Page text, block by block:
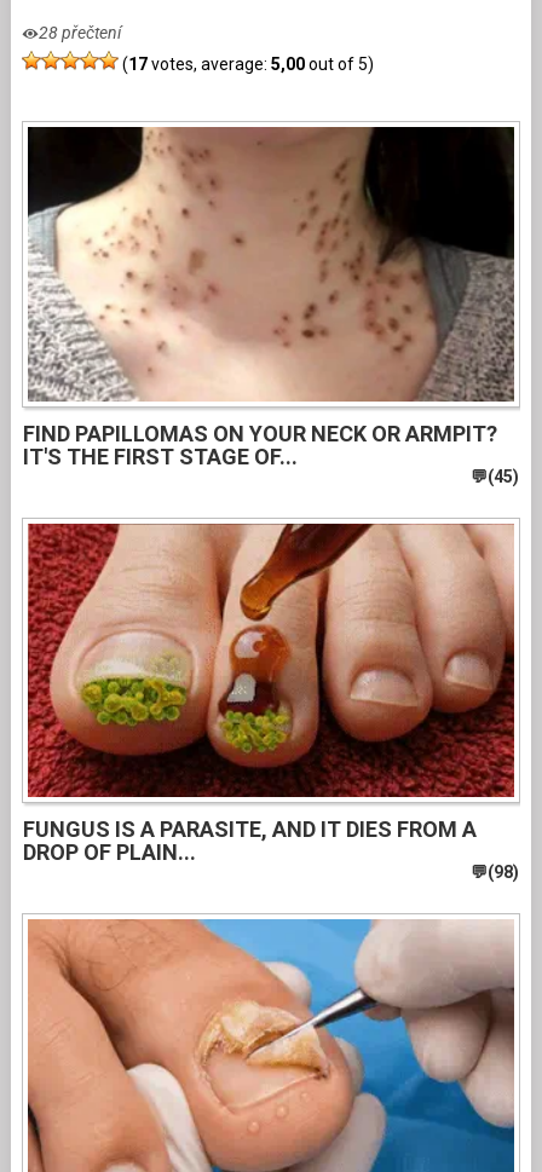
28 přečtení
(17votes, average: 5,00out of 5)
FIND PAPILLOMAS ON YOUR NECK OR ARMPIT?
IT'S THE FIRST STAGE OF...
FUNGUS IS A PARASITE, AND IT DIES FROM A
DROP OF PLAIN...